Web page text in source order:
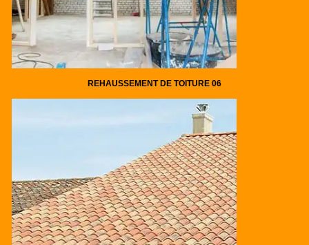
REHAUSSEMENT DE TOITURE 06